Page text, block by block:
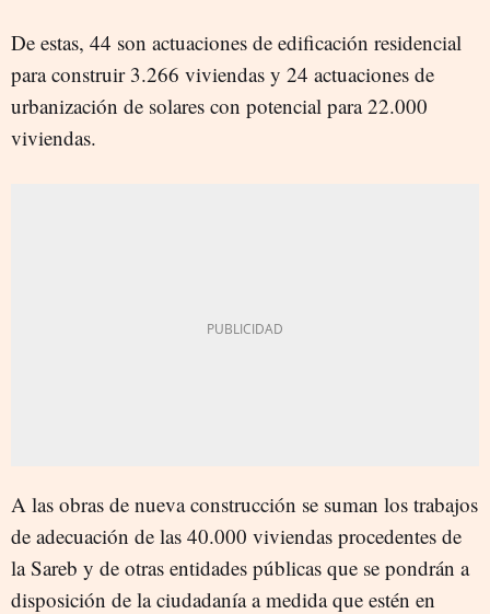
De estas, 44 son actuaciones de edificación residencial
para construir 3.266 viviendas y 24 actuaciones de
urbanización de solares con potencial para 22.000
viviendas.
A las obras de nueva construcción se suman los trabajos
de adecuación de las 40.000 viviendas procedentes de
la Sareb y de otras entidades públicas que se pondrán a
disposición de la ciudadanía a medida que estén en